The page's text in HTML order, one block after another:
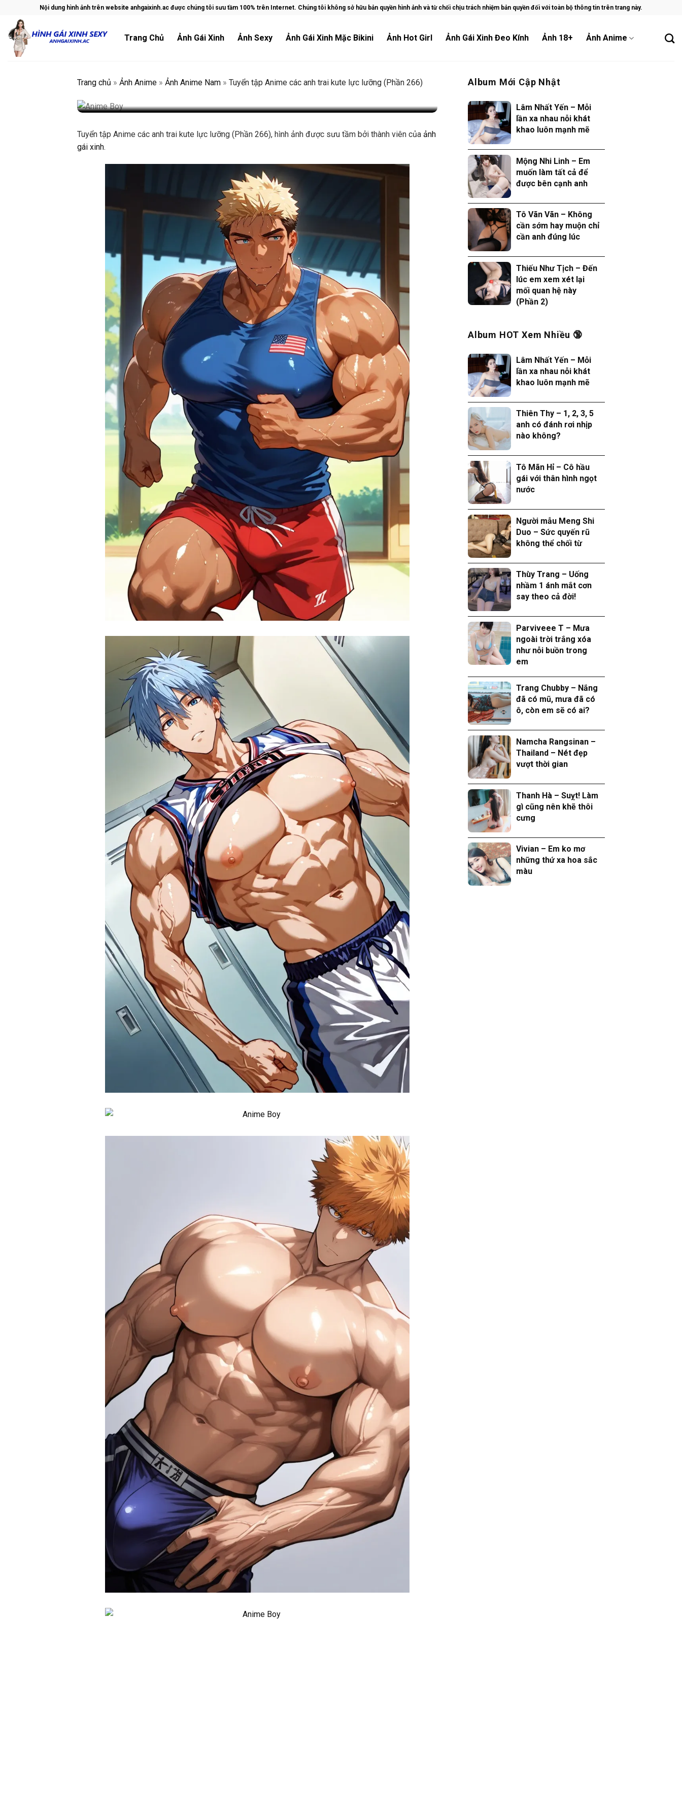
content
Nội dung hình ảnh trên website anhgaixinh.ac được chúng tôi sưu tầm 100% trên Internet. Chúng tôi không sở hữu bản quyền hình ảnh và từ chối chịu trách nhiệm bản quyền đối với toàn bộ thông tin trên trang này.
Trang Chủ Ảnh Gái Xinh Ảnh Sexy Ảnh Gái Xinh Mặc Bikini Ảnh Hot Girl Ảnh Gái Xinh Đeo Kính Ảnh 18+ Ảnh Anime
Trang chủ » Ảnh Anime » Ảnh Anime Nam » Tuyển tập Anime các anh trai kute lực lưỡng (Phần 266)
(Phần 266)
Tuyển tập Anime các anh trai kute lực lưỡng (Phần 266), hình ảnh được sưu tầm bởi thành viên của ảnh
gái xinh.
Album Mới Cập Nhật
Lâm Nhất Yến – Mỗi
lần xa nhau nỗi khát
khao luôn mạnh mẽ
Mộng Nhi Linh – Em
muốn làm tất cả để
được bên cạnh anh
Tô Vãn Vãn – Không
cần sớm hay muộn chỉ
cần anh đúng lúc
Thiếu Như Tịch – Đến
lúc em xem xét lại
mối quan hệ này
(Phần 2)
Album HOT Xem Nhiều 🔞
Lâm Nhất Yến – Mỗi
lần xa nhau nỗi khát
khao luôn mạnh mẽ
Thiên Thy – 1, 2, 3, 5
anh có đánh rơi nhịp
nào không?
Tô Mãn Hỉ – Cô hầu
gái với thân hình ngọt
nước
Người mẫu Meng Shi
Duo – Sức quyến rũ
không thể chối từ
Thùy Trang – Uống
nhầm 1 ánh mắt cơn
say theo cả đời!
Parviveee T – Mưa
ngoài trời trắng xóa
như nỗi buồn trong
em
Trang Chubby – Nắng
đã có mũ, mưa đã có
ô, còn em sẽ có ai?
Namcha Rangsinan –
Thailand – Nét đẹp
vượt thời gian
Thanh Hà – Suỵt! Làm
gì cũng nên khẽ thôi
cưng
Vivian – Em ko mơ
những thứ xa hoa sắc
màu